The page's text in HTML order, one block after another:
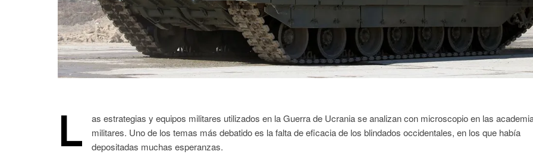
L
as estrategias y equipos militares utilizados en la Guerra de Ucrania se analizan con microscopio en las
militares. Uno de los temas más debatido es la falta de eficacia de los blindados occidentales, en los que había
depositadas muchas esperanzas.